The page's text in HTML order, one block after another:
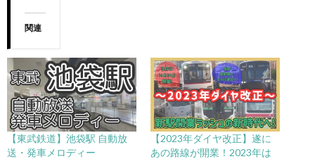
関連
【東武鉄道】池袋駅 自動放
送・発車メロディー
【2023年ダイヤ改正】遂に
あの路線が開業！2023年は